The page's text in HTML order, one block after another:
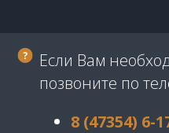
Если Вам
позвоните по
8 (47354) 6-